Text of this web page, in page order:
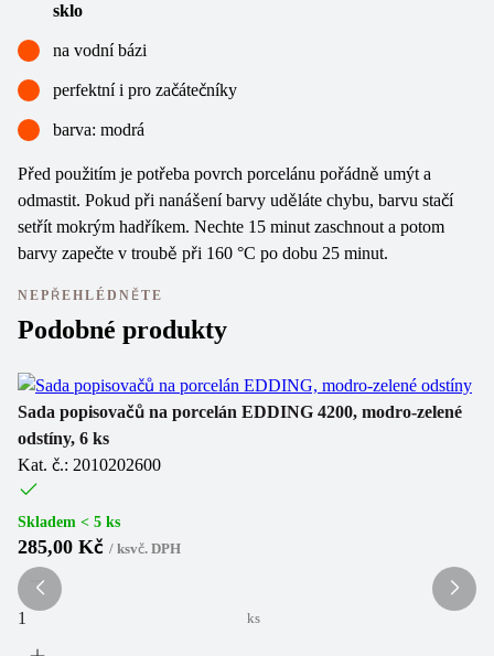
sklo
na vodní bázi
perfektní i pro začátečníky
barva: modrá
Před použitím je potřeba povrch porcelánu pořádně umýt a
odmastit. Pokud při nanášení barvy uděláte chybu, barvu stačí
setřít mokrým hadříkem. Nechte 15 minut zaschnout a potom
barvy zapečte v troubě při 160 °C po dobu 25 minut.
NEPŘEHLÉDNĚTE
Podobné produkty
Sada popisovačů na porcelán EDDING 4200, modro-zelené
odstíny, 6 ks
Kat. č.: 2010202600
Skladem < 5 ks
285,00 Kč / ksvč. DPH
ks